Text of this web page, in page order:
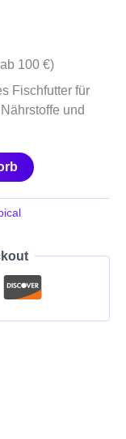
100 €)
Fischfutter für
und